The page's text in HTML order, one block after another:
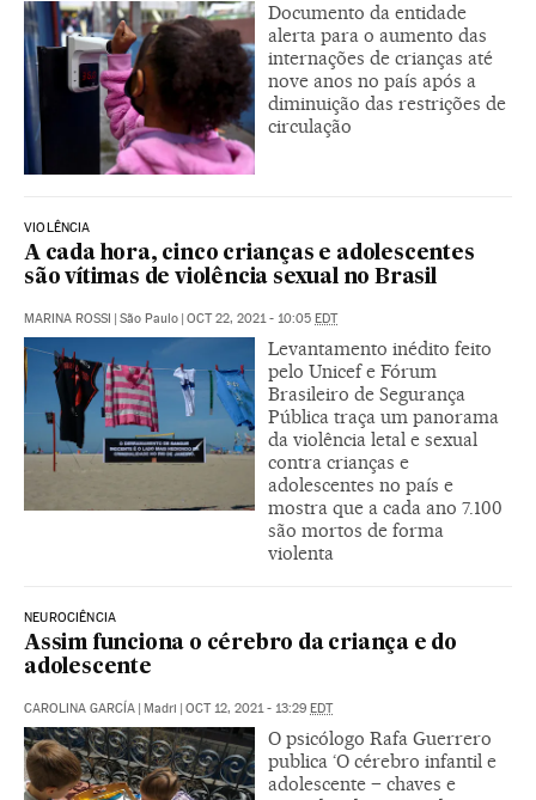
Documento da entidade
alerta para o aumento das
internações de crianças até
nove anos no país após a
diminuição das restrições de
circulação
VIOLÊNCIA
A cada hora, cinco crianças e adolescentes
são vítimas de violência sexual no Brasil
MARINA ROSSI São Paulo OCT 22, 2021 - 10:05 EDT
Levantamento inédito feito
pelo Unicef e Fórum
Brasileiro de Segurança
Pública traça um panorama
da violência letal e sexual
contra crianças e
adolescentes no país e
mostra que a cada ano 7.100
são mortos de forma
violenta
NEUROCIÊNCIA
Assim funciona o cérebro da criança e do
adolescente
CAROLINA GARCÍA Madri OCT 12, 2021 - 13:29 EDT
O psicólogo Rafa Guerrero
publica ‘O cérebro infantil e
adolescente – chaves e